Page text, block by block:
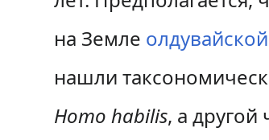
на Земле олдувайской
нашли
Homo habilis, а